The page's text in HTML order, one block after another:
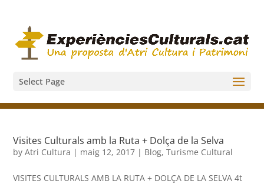
Select Page
Visites Culturals amb la Ruta + Dolça de la Selva
byAtri Cultura | maig 12, 2017 | Blog,Turisme Cultural
VISITES CULTURALS AMB LA RUTA + DOLÇA DE LA SELVA 4t